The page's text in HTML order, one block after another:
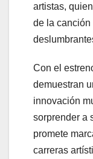
artistas,
de la canción
Con el
demuestran
innovación
sorprender a
promete
carreras